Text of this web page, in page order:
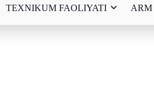
TEXNIKUM FAOLIYATI ARM